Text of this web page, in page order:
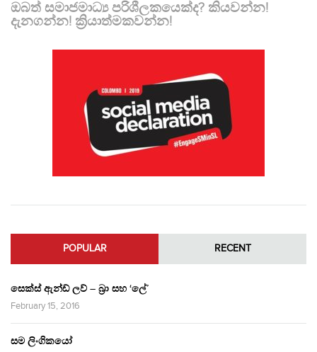
ඔබත් සමාජමාධ්‍ය පරිශීලකයෙක්ද? කියවන්න!
දැනගන්න! ක්‍රියාත්මකවන්න!
POPULAR RECENT
සෙක්ස් ඇන්ඩ් ලව් – බ්‍රා සහ ‘ලේ’
February 15, 2016
සම ලිංගිකයෝ